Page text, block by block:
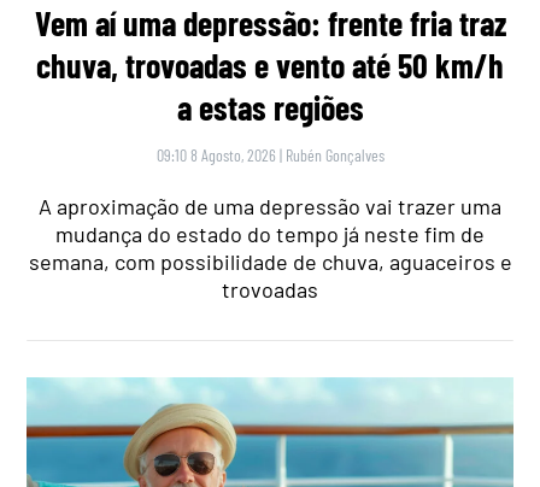
Vem aí uma depressão: frente fria traz
chuva, trovoadas e vento até 50 km/h
a estas regiões
09:10 8 Agosto, 2026 | Rubén Gonçalves
A aproximação de uma depressão vai trazer uma
mudança do estado do tempo já neste fim de
semana, com possibilidade de chuva, aguaceiros e
trovoadas